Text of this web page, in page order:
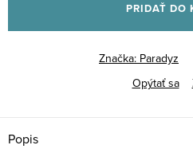
PRIDAŤ DO
Značka: Paradyz
Opýtať sa
Popis